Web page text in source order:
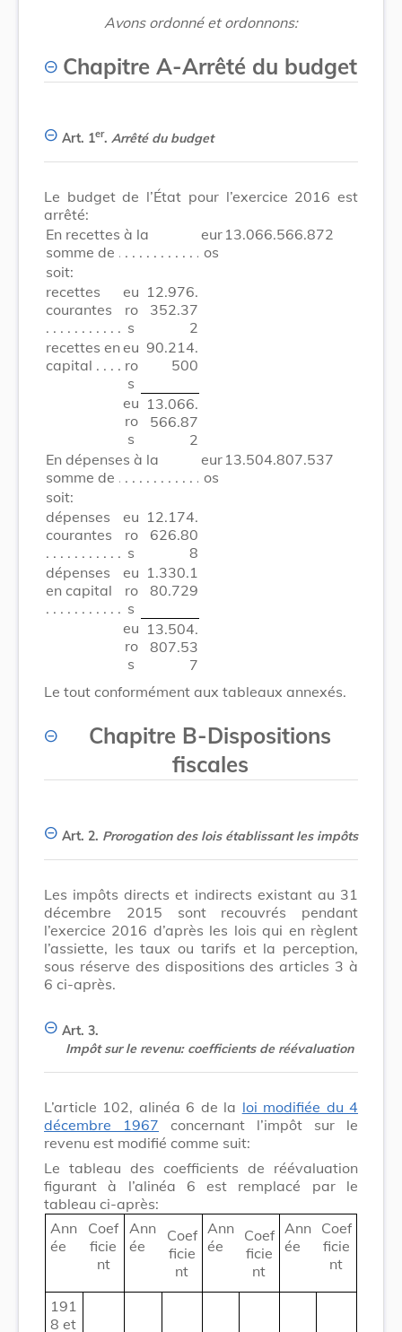
Avons ordonné et ordonnons:
Chapitre A-Arrêté du budget
Art. 1er. Arrêté du budget
Le budget de l’État pour l’exercice 2016 est
arrêté:
En recettes à la
somme de
eur
os
13.066.566.872
soit:
recettes
courantes
eu
ro
s
12.976.
352.37
2
recettes en
capital
eu
ro
s
90.214.
500
eu
ro
s
13.066.
566.87
2
En dépenses à la
somme de
eur
os
13.504.807.537
soit:
dépenses
courantes
eu
ro
s
12.174.
626.80
8
dépenses
en capital
eu
ro
s
1.330.1
80.729
eu
ro
s
13.504.
807.53
7
Le tout conformément aux tableaux annexés.
Chapitre B-Dispositions
fiscales
Art. 2. Prorogation des lois établissant les impôts
Les impôts directs et indirects existant au 31
décembre 2015 sont recouvrés pendant
l’exercice 2016 d’après les lois qui en règlent
l’assiette, les taux ou tarifs et la perception,
sous réserve des dispositions des articles 3 à
6 ci-après.
Art. 3.
Impôt sur le revenu: coefficients de réévaluation
L’article 102, alinéa 6 de la loi modifiée du 4
décembre 1967 concernant l’impôt sur le
revenu est modifié comme suit:
Le tableau des coefficients de réévaluation
figurant à l’alinéa 6 est remplacé par le
tableau ci-après:
Ann
ée
Coef
ficie
nt
Ann
ée
Coef
ficie
nt
Ann
ée
Coef
ficie
nt
Ann
ée
Coef
ficie
nt
191
8 et